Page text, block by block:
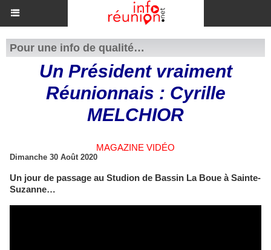
Pour une info de qualité…
Un Président vraiment
Réunionnais : Cyrille
MELCHIOR
MAGAZINE VIDÉO
Dimanche 30 Août 2020
Un jour de passage au Studion de Bassin La Boue à Sainte-
Suzanne…